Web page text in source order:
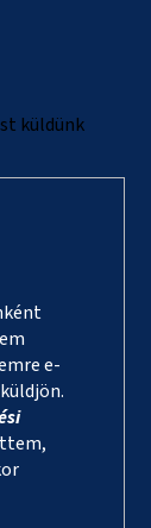
küldünk
e-